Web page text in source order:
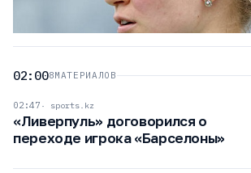
02:008МАТЕРИАЛОВ
02:47 sports.kz
«Ливерпуль» договорился о
переходе игрока «Барселоны»